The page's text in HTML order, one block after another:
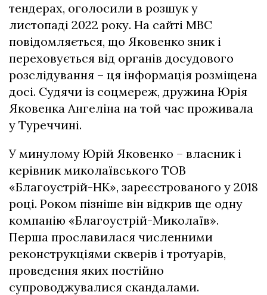
тендерах, оголосили в розшук у
листопаді 2022 року. На сайті МВС
повідомляється, що Яковенко зник і
переховується від органів досудового
розслідування – ця інформація розміщена
досі. Судячи із соцмереж, дружина Юрія
Яковенка Ангеліна на той час проживала
у Туреччині.
У минулому Юрій Яковенко – власник і
керівник миколаївського ТОВ
«Благоустрій-НК», зареєстрованого у 2018
році. Роком пізніше він відкрив ще одну
компанію «Благоустрій-Миколаїв».
Перша прославилася численними
реконструкціями скверів і тротуарів,
проведення яких постійно
супроводжувалися скандалами.